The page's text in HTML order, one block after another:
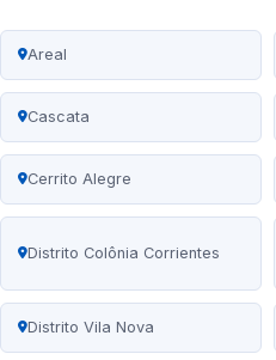
Areal
Cascata
Cerrito Alegre
Distrito Colônia Corrientes
Distrito Vila Nova